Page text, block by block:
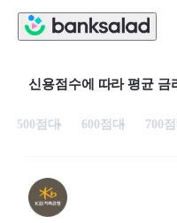
신용점수에 따라 평균 금
500점대 600점대 700